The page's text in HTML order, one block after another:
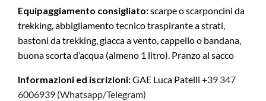
Equipaggiamento consigliato:scarpe o scarponcini da
trekking, abbigliamento tecnico traspirante a strati,
bastoni da trekking, giacca a vento, cappello o bandana,
buona scorta d’acqua (almeno 1 litro). Pranzo al sacco
Informazioni ed iscrizioni:GAE Luca Patelli +39 347
6006939 (Whatsapp/Telegram)